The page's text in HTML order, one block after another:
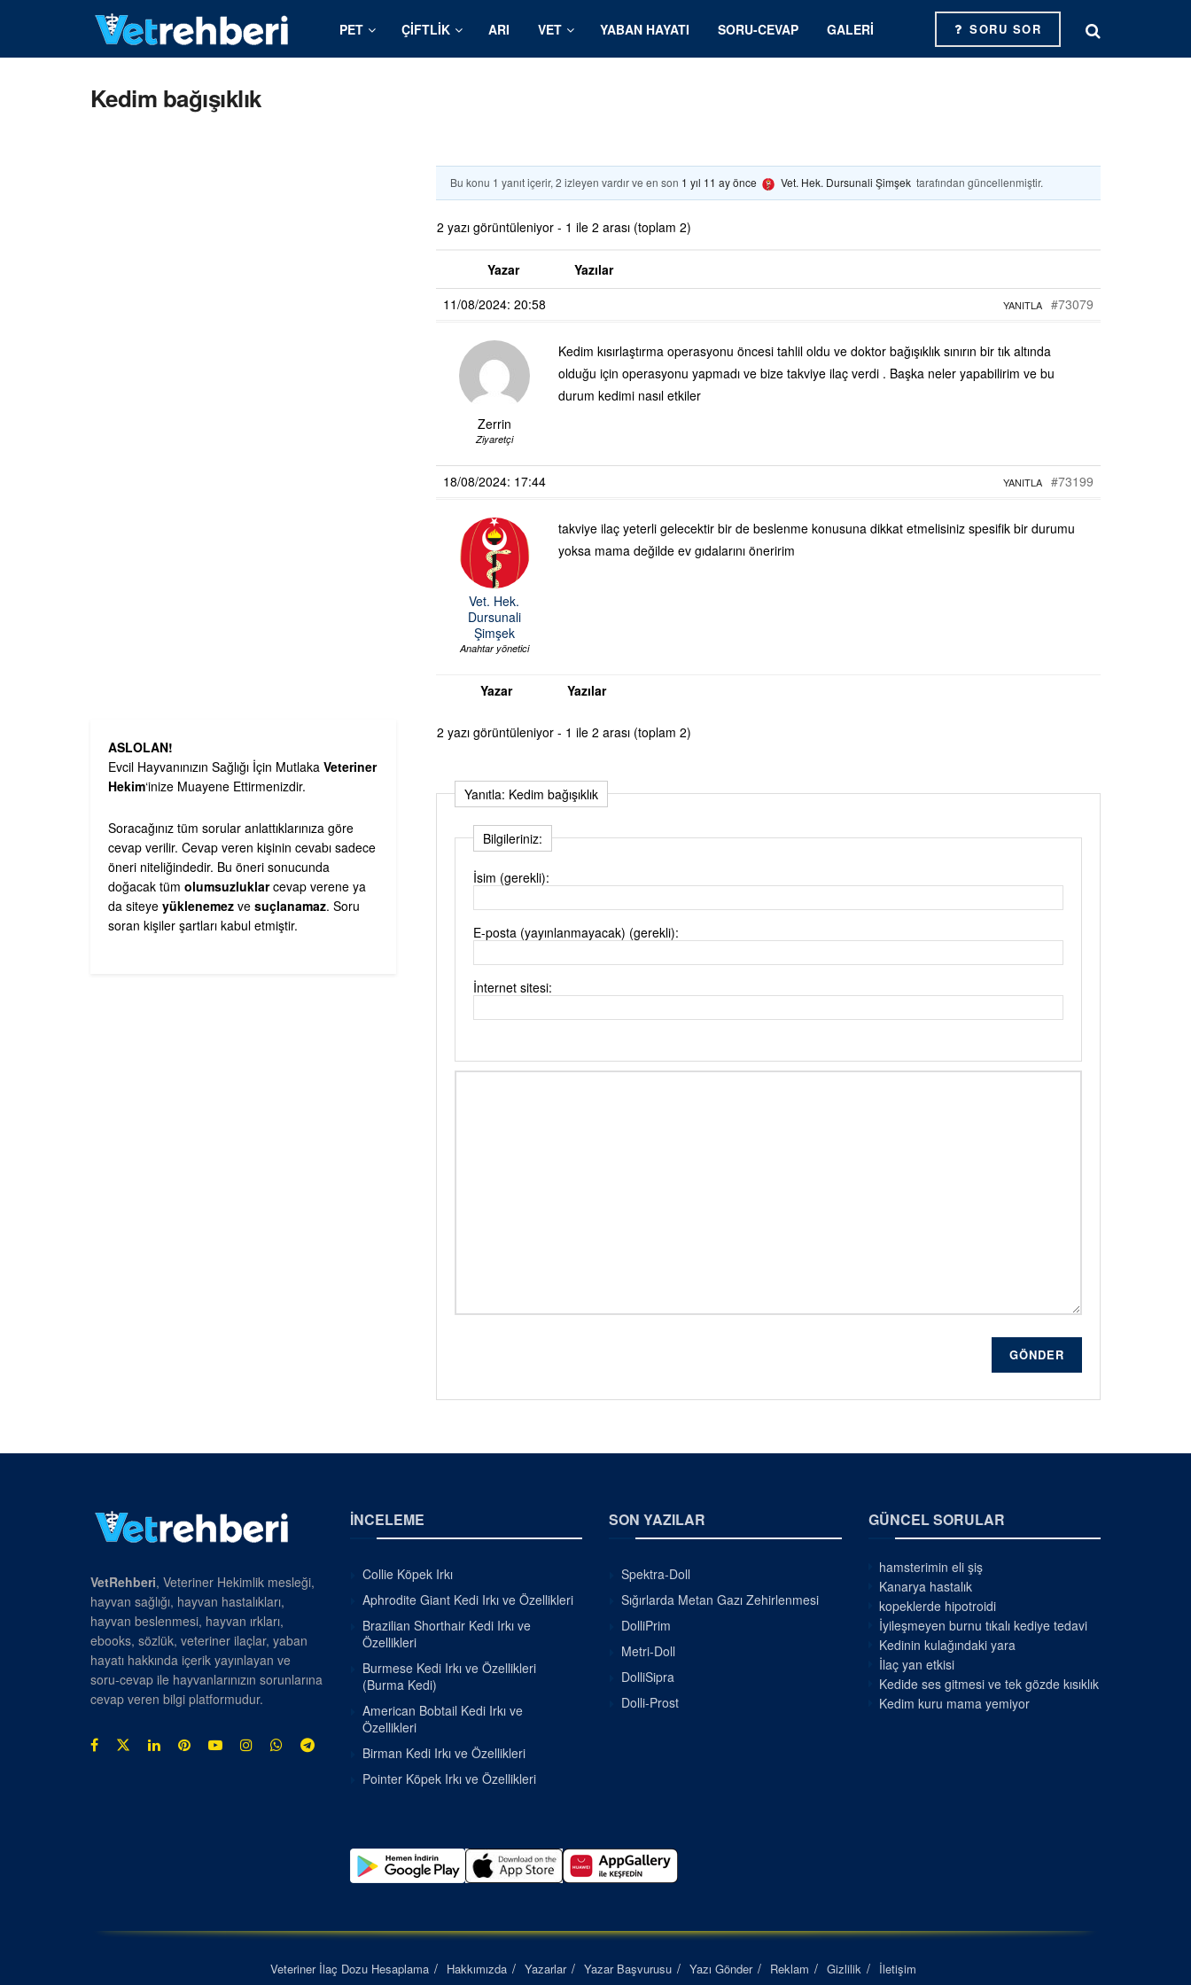
PET ÇIFTLIK ARI VET YABAN HAYATI SORU-CEVAP GALERI SORU SOR
Kedim bağışıklık
Bu konu 1 yanıt içerir, 2 izleyen vardır ve en son 1 yıl 11 ay önce Vet. Hek. Dursunali Şimşek tarafından güncellenmiştir.
2 yazı görüntüleniyor - 1 ile 2 arası (toplam 2)
Yazar
Yazılar
11/08/2024: 20:58
#73079
YANITLA
Zerrin
Ziyaretçi
Kedim kısırlaştırma operasyonu öncesi tahlil oldu ve doktor bağışıklık sınırın bir tık altında
olduğu için operasyonu yapmadı ve bize takviye ilaç verdi . Başka neler yapabilirim ve bu
durum kedimi nasıl etkiler
18/08/2024: 17:44 #73199
YANITLA
Vet. Hek.
Dursunali
Şimşek
Anahtar yönetici
takviye ilaç yeterli gelecektir bir de beslenme konusuna dikkat etmelisiniz spesifik bir durumu
yoksa mama değilde ev gıdalarını öneririm
Yazar Yazılar
2 yazı görüntüleniyor - 1 ile 2 arası (toplam 2)
Yanıtla: Kedim bağışıklık
Bilgileriniz:
İsim (gerekli):
E-posta (yayınlanmayacak) (gerekli):
İnternet sitesi:
GÖNDER
ASLOLAN!
Evcil Hayvanınızın Sağlığı İçin Mutlaka Veteriner
Hekim‘inize Muayene Ettirmenizdir.
Soracağınız tüm sorular anlattıklarınıza göre
cevap verilir. Cevap veren kişinin cevabı sadece
öneri niteliğindedir. Bu öneri sonucunda
doğacak tüm olumsuzluklarcevap verene ya
da siteye yüklenemez ve suçlanamaz. Soru
soran kişiler şartları kabul etmiştir.
VetRehberi, Veteriner Hekimlik mesleği,
hayvan sağlığı, hayvan hastalıkları,
hayvan beslenmesi, hayvan ırkları,
ebooks, sözlük, veteriner ilaçlar, yaban
hayatı hakkında içerik yayınlayan ve
soru-cevap ile hayvanlarınızın sorunlarına
cevap veren bilgi platformudur.
İNCELEME
Collie Köpek Irkı
Aphrodite Giant Kedi Irkı ve Özellikleri
Brazilian Shorthair Kedi Irkı ve
Özellikleri
Burmese Kedi Irkı ve Özellikleri
(Burma Kedi)
American Bobtail Kedi Irkı ve
Özellikleri
Birman Kedi Irkı ve Özellikleri
Pointer Köpek Irkı ve Özellikleri
SON YAZILAR
Spektra-Doll
Sığırlarda Metan Gazı Zehirlenmesi
DolliPrim
Metri-Doll
DolliSipra
Dolli-Prost
GÜNCEL SORULAR
hamsterimin eli şiş
Kanarya hastalık
kopeklerde hipotroidi
İyileşmeyen burnu tıkalı kediye tedavi
Kedinin kulağındaki yara
İlaç yan etkisi
Kedide ses gitmesi ve tek gözde kısıklık
Kedim kuru mama yemiyor
Veteriner İlaç Dozu Hesaplama Hakkımızda Yazarlar Yazar Başvurusu Yazı Gönder Reklam Gizlilik İletişim